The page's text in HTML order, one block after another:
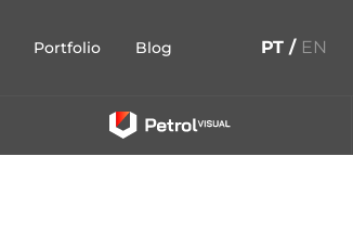
Portfolio Blog PT / EN